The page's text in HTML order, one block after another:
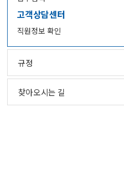
고객상담센터
직원정보 확인
규정
찾아오시는 길